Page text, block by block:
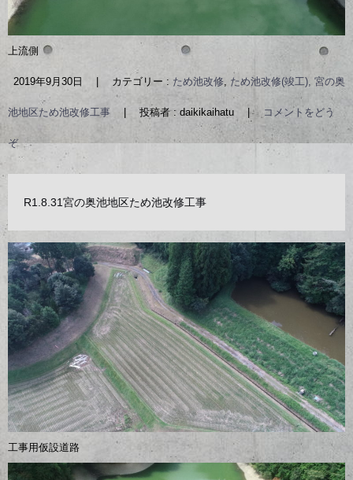
上流側
2019年9月30日 カテゴリー : ため池改修, ため池改修(竣工), 宮の奥
池地区ため池改修工事 投稿者 : daikikaihatu | コメントをどう
ぞ
R1.8.31宮の奥池地区ため池改修工事
工事用仮設道路